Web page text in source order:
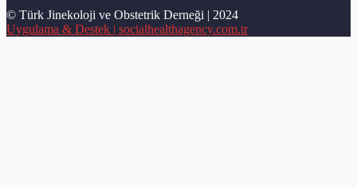
© Türk Jinekoloji ve Obstetrik Derneği | 2024
Uygulama & Destek | socialhealthagency.com.tr